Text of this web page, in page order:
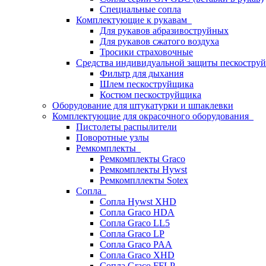
Специальные сопла
Комплектующие к рукавам
Для рукавов абразивоструйных
Для рукавов сжатого воздуха
Тросики страховочные
Средства индивидуальной защиты
Фильтр для дыхания
Шлем пескоструйщика
Костюм пескоструйщика
Оборудование для штукатурки и шпаклевки
Комплектующие для окрасочного оборудования
Пистолеты распылители
Поворотные узлы
Ремкомплекты
Ремкомплекты Graco
Ремкомплекты Hywst
Ремкомпллекты Sotex
Сопла
Сопла Hywst XHD
Сопла Graco HDA
Сопла Graco LL5
Сопла Graco LP
Сопла Graco PAA
Сопла Graco XHD